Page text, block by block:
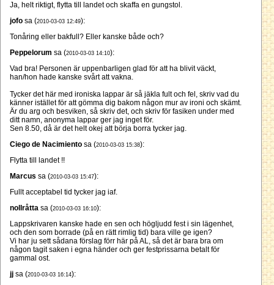
Ja, helt riktigt, flytta till landet och skaffa en gungstol.
jofo sa (2010-03-03 12:49):
Tonåring eller bakfull? Eller kanske både och?
Peppelorum sa (2010-03-03 14:10):
Vad bra! Personen är uppenbarligen glad för att ha blivit väckt,
han/hon hade kanske svårt att vakna.
Tycker det här med ironiska lappar är så jäkla fult och fel, skriv vad du
känner istället för att gömma dig bakom någon mur av ironi och skämt.
Är du arg och besviken, så skriv det, och skriv för fasiken under med
ditt namn, anonyma lappar ger jag inget för.
Sen 8.50, då är det helt okej att börja borra tycker jag.
Ciego de Nacimiento sa (2010-03-03 15:38):
Flytta till landet !!
Marcus sa (2010-03-03 15:47):
Fullt acceptabel tid tycker jag iaf.
nollråtta sa (2010-03-03 16:10):
Lappskrivaren kanske hade en sen och högljudd fest i sin lägenhet,
och den som borrade (på en rätt rimlig tid) bara ville ge igen?
Vi har ju sett sådana förslag förr här på AL, så det är bara bra om
någon tagit saken i egna händer och ger festprissarna betalt för
gammal ost.
jj sa (2010-03-03 16:14):